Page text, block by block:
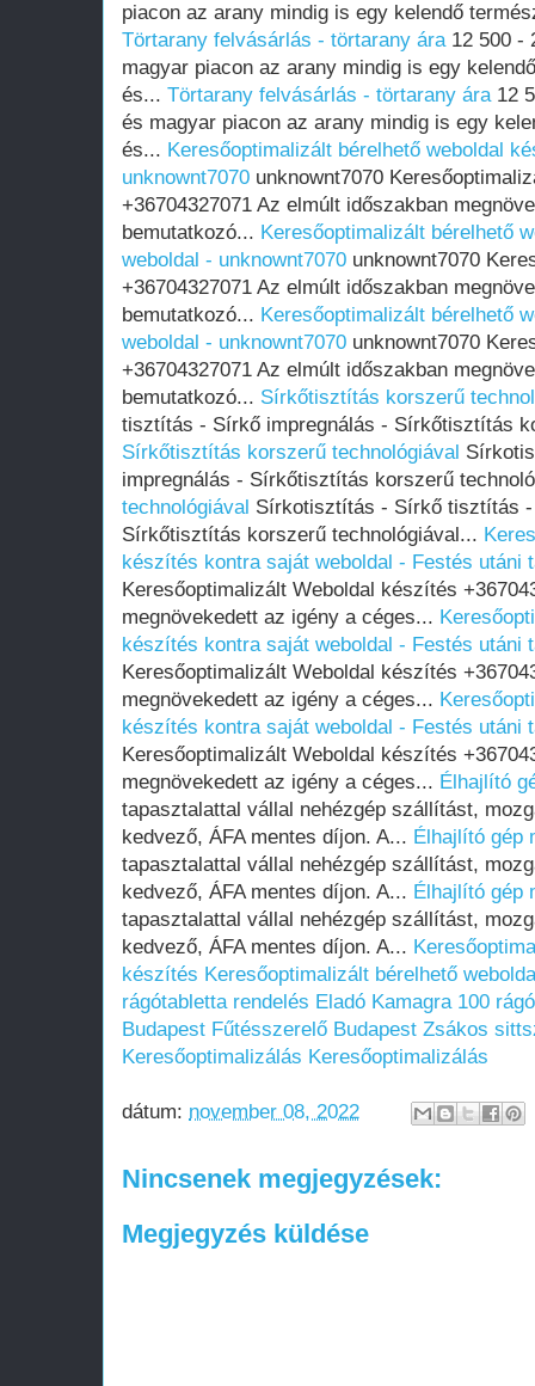
piacon az arany mindig is egy kelendő
Törtarany felvásárlás - törtarany ára12 500 -
magyar piacon az arany mindig is egy
és... Törtarany felvásárlás - törtarany ára12
és magyar piacon az arany mindig is egy
és... Keresőoptimalizált bérelhető weboldal
unknownt7070 unknownt7070
+36704327071 Az elmúlt időszakban
bemutatkozó... Keresőoptimalizált bérelhető
weboldal - unknownt7070 unknownt7070
+36704327071 Az elmúlt időszakban
bemutatkozó... Keresőoptimalizált bérelhető
weboldal - unknownt7070 unknownt7070
+36704327071 Az elmúlt időszakban
bemutatkozó... Sírkőtisztítás korszerű
tisztítás - Sírkő impregnálás - Sírkőtisztítás
Sírkőtisztítás korszerű technológiával
impregnálás - Sírkőtisztítás korszerű
technológiával Sírkotisztítás - Sírkő tisztítás
Sírkőtisztítás korszerű technológiával...
készítés kontra saját weboldal - Festés utáni
Keresőoptimalizált Weboldal készítés
megnövekedett az igény a céges...
készítés kontra saját weboldal - Festés utáni
Keresőoptimalizált Weboldal készítés
megnövekedett az igény a céges...
készítés kontra saját weboldal - Festés utáni
Keresőoptimalizált Weboldal készítés
megnövekedett az igény a céges... Élhajlító
tapasztalattal vállal nehézgép szállítást,
kedvező, ÁFA mentes díjon. A... Élhajlító gép
tapasztalattal vállal nehézgép szállítást,
kedvező, ÁFA mentes díjon. A... Élhajlító gép
tapasztalattal vállal nehézgép szállítást,
kedvező, ÁFA mentes díjon. A...
készítés Keresőoptimalizált bérelhető
rágótabletta rendelés Eladó Kamagra 100
Budapest Fűtésszerelő Budapest Zsákos
Keresőoptimalizálás Keresőoptimalizálás
dátum: november 08, 2022
Nincsenek megjegyzések:
Megjegyzés küldése